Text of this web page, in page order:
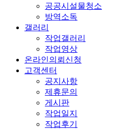
공공시설물청소
방역소독
갤러리
작업갤러리
작업영상
온라인의뢰신청
고객센터
공지사항
제휴문의
게시판
작업일지
작업후기